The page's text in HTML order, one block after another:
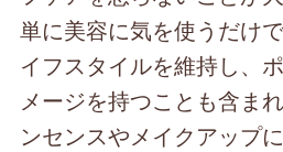
単に美容に気を使うだけ
イフスタイルを維持し、
メージを持つことも含ま
ンセンスやメイクアップ